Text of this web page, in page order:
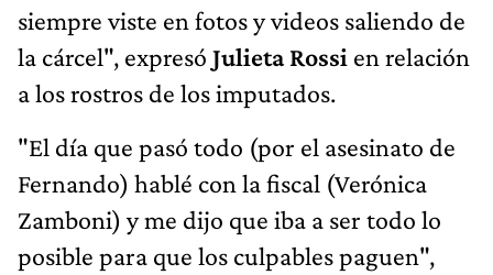
siempre viste en fotos y videos saliendo de
la cárcel", expresó Julieta Rossi en relación
a los rostros de los imputados.
"El día que pasó todo (por el asesinato de
Fernando) hablé con la fiscal (Verónica
Zamboni) y me dijo que iba a ser todo lo
posible para que los culpables paguen",